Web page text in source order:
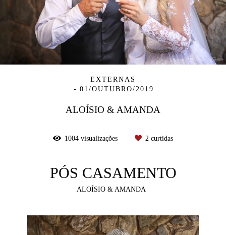
EXTERNAS
01/OUTUBRO/2019
ALOÍSIO & AMANDA
1004 visualizações 2 curtidas
PÓS CASAMENTO
ALOÍSIO & AMANDA